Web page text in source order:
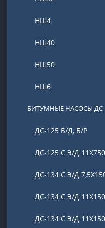
НШ4
НШ40
НШ50
НШ6
БИТУМНЫЕ НАСОСЫ ДС
ДС-125 Б/Д, Б/Р
ДС-125 С Э/Д
ДС-134 С Э/Д
ДС-134 С Э/Д
ДС-134 С Э/Д